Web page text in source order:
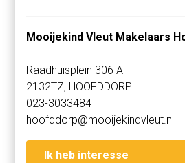
aan iedereen die het gemak van
waardeert. Winkels, restaurants en
bevinden zich allemaal binnen
openbaar vervoer en uitvalswegen
snel waar je moet zijn, of dat nu in
is of op weg naar een van de
Mooijekind Vleut Makelaars
Raadhuisplein 306 A
2132TZ, HOOFDDORP
023-3033484
hoofddorp@mooijekindvleut.nl
Ik heb interesse